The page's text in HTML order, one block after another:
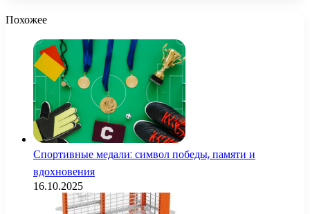
Похожее
Спортивные медали: символ победы, памяти и
вдохновения
16.10.2025